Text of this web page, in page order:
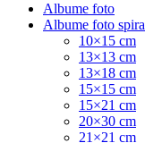
Albume foto
Albume foto spira
10×15 cm
13×13 cm
13×18 cm
15×15 cm
15×21 cm
20×30 cm
21×21 cm